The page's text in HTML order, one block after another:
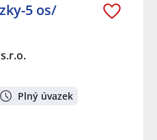
5 os/
Plný úvazek